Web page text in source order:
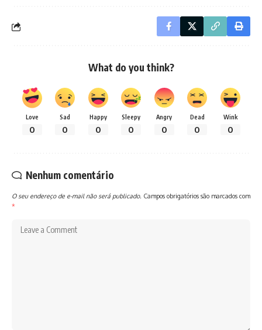
What do you think?
Love
0
Sad
0
Happy
0
Sleepy
0
Angry
0
Dead
0
Wink
0
Nenhum comentário
O seu endereço de e-mail não será publicado. Campos obrigatórios são marcados com
*